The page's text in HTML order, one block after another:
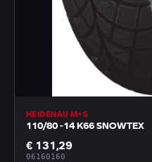
HEIDENAU M+S
110/80 -14 K66 SNOWTEX
€ 131,29
06160160